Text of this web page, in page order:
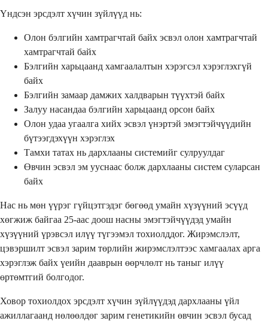
Үндсэн эрсдэлт хүчин зүйлүүд нь:
Олон бэлгийн хамтрагчтай байх эсвэл олон хамтрагчтай
хамтрагчтай байх
Бэлгийн харьцаанд хамгаалалтын хэрэгсэл хэрэглэхгүй
байх
Бэлгийн замаар дамжих халдварын түүхтэй байх
Залуу насандаа бэлгийн харьцаанд орсон байх
Олон удаа угаалга хийх эсвэл үнэртэй эмэгтэйчүүдийн
бүтээгдэхүүн хэрэглэх
Тамхи татах нь дархлааны системийг сулруулдаг
Өвчин эсвэл эм ууснаас болж дархлааны систем суларсан
байх
Нас нь мөн үүрэг гүйцэтгэдэг бөгөөд умайн хүзүүний эсүүд
хөгжиж байгаа 25-аас доош насны эмэгтэйчүүдэд умайн
хүзүүний үрэвсэл илүү түгээмэл тохиолддог. Жирэмслэлт,
цэвэршилт эсвэл зарим төрлийн жирэмслэлтээс хамгаалах арга
хэрэглэж байх үеийн дааврын өөрчлөлт нь таныг илүү
өртөмтгий болгодог.
Ховор тохиолдох эрсдэлт хүчин зүйлүүдэд дархлааны үйл
ажиллагаанд нөлөөлдөг зарим генетикийн өвчин эсвэл бусад